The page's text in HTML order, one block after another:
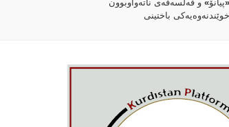
سیاسەتی خۆتەعریبکردن لە باشووری
کوردستان